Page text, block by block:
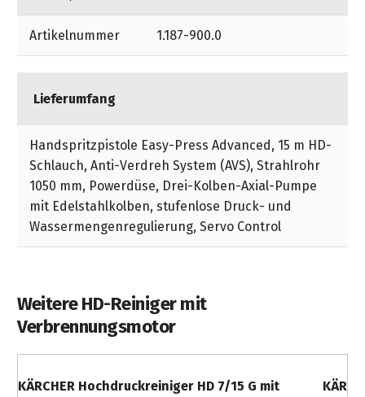
Artikelnummer 1.187-900.0
Lieferumfang
Handspritzpistole Easy-Press Advanced, 15 m HD-
Schlauch, Anti-Verdreh System (AVS), Strahlrohr
1050 mm, Powerdüse, Drei-Kolben-Axial-Pumpe
mit Edelstahlkolben, stufenlose Druck- und
Wassermengenregulierung, Servo Control
Weitere HD-Reiniger mit
Verbrennungsmotor
KÄRCHER Hochdruckreiniger HD 7/15 G mit